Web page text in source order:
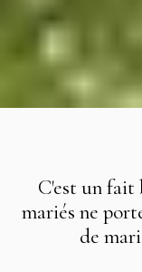
C'est un fait
mariés ne
de